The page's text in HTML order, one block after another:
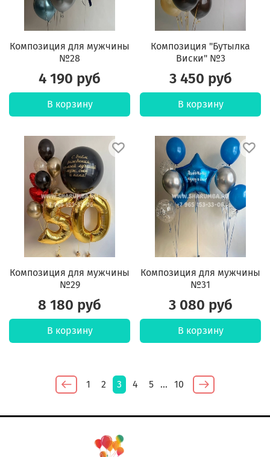
Композиция для мужчины
№28
4 190 руб
В корзину
Композиция "Бутылка
Виски" №3
3 450 руб
В корзину
Композиция для мужчины
№29
8 180 руб
В корзину
Композиция для мужчины
№31
3 080 руб
В корзину
1 2 3 4 5 … 10